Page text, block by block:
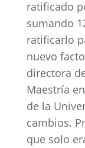
ratificado
sumando
ratificarlo
nuevo
directora
Maestría
de la
cambios.
que solo